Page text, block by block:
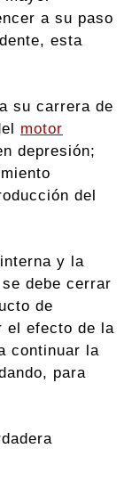
a su paso
esta
su carrera de
motor
depresión;
del
y la
debe cerrar
de
el efecto de la
continuar la
para